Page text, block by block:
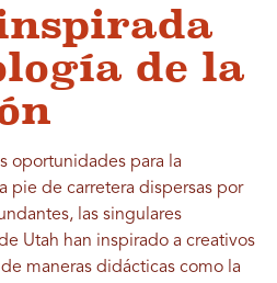
de la
oportunidades para la
pie de carretera dispersas por
las singulares
Utah han inspirado a creativos
maneras didácticas como la